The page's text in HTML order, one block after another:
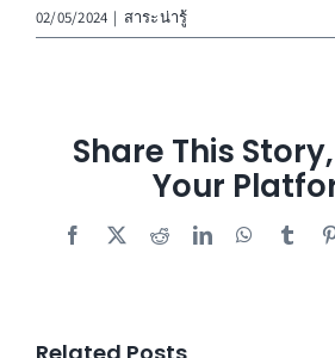
02/05/2024 | สาระน่ารู้
Share This
Your
Facebook
X RedditLinkedInWhatsApp